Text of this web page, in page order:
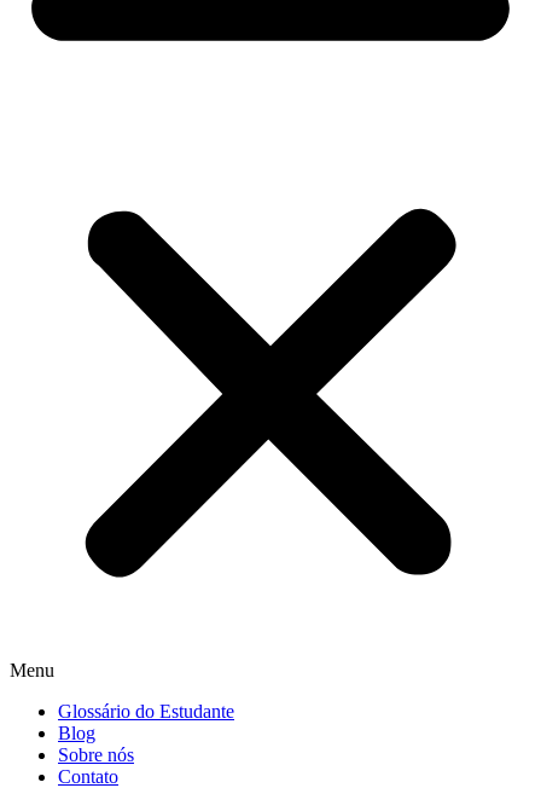
Menu
Glossário do Estudante
Blog
Sobre nós
Contato